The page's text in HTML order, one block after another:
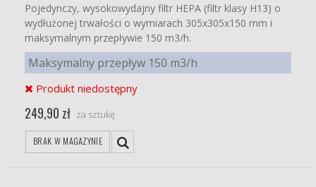
Pojedynczy, wysokowydajny filtr HEPA (filtr klasy H13) o
wydłużonej trwałości o wymiarach 305x305x150 mm i
maksymalnym przepływie 150 m3/h.
Maksymalny przepływ 150 m3/h
Produkt niedostępny
249,90 zł za sztukę
BRAK W MAGAZYNIE